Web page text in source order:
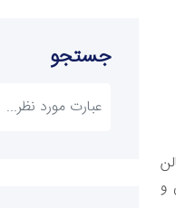
و
جستجو